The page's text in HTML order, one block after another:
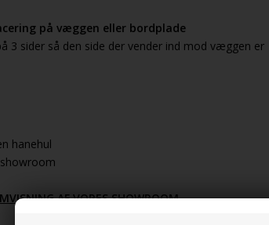
på væggen eller bordplade
3 sider så den side der vender ind mod væggen er
hanehul
AF VORES SHOWROOM.